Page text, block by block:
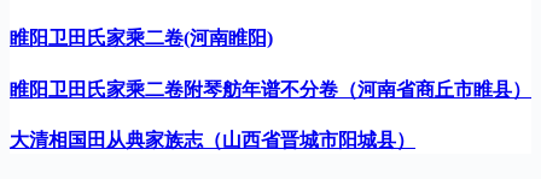
睢阳卫田氏家乘二卷(河南睢阳)
睢阳卫田氏家乘二卷附琴舫年谱不分卷（河南省商丘市睢县）
大清相国田从典家族志（山西省晋城市阳城县）